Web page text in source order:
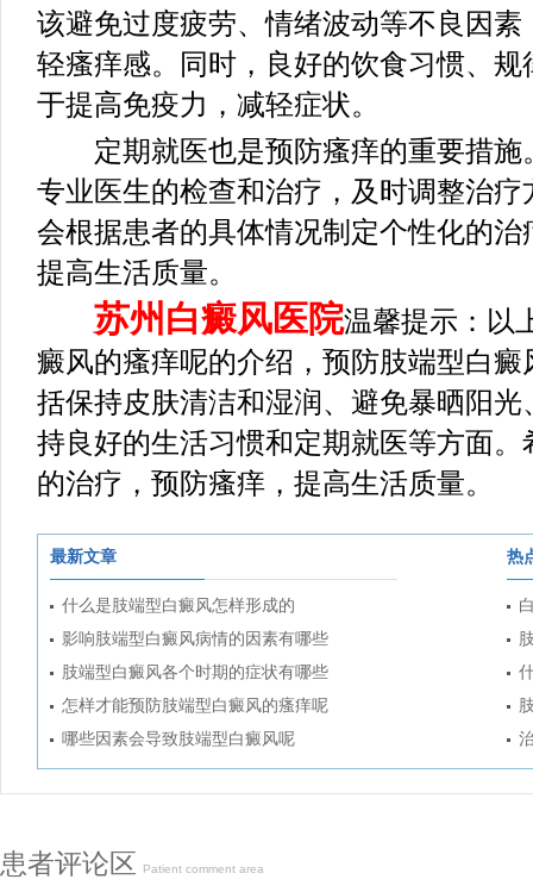
该避免过度疲劳、情绪波动等不良因
轻瘙痒感。同时，良好的饮食习惯、
于提高免疫力，减轻症状。
定期就医也是预防瘙痒的重要措施
专业医生的检查和治疗，及时调整治
会根据患者的具体情况制定个性化的
提高生活质量。
苏州白癜风医院温馨提示：以
癜风的瘙痒呢的介绍，预防肢端型白
括保持皮肤清洁和湿润、避免暴晒阳
持良好的生活习惯和定期就医等方面
的治疗，预防瘙痒，提高生活质量。
最新文章
什么是肢端型白癜风怎样形成的
影响肢端型白癜风病情的因素有哪些
肢端型白癜风各个时期的症状有哪些
怎样才能预防肢端型白癜风的瘙痒呢
哪些因素会导致肢端型白癜风呢
热
患者评论区 Patient comment area